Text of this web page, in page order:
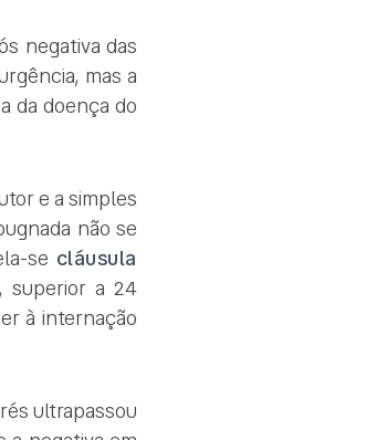
negativa das
mas a
da doença do
e a simples
não se
se cláusula
superior a 24
à internação
ultrapassou